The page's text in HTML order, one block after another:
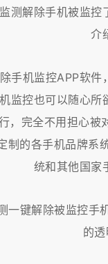
测解除手机被监
介
手机监控APP软
监控也可以随心
完全不用担心
的各手机品牌
统和其他国家
键解除被监控
的透